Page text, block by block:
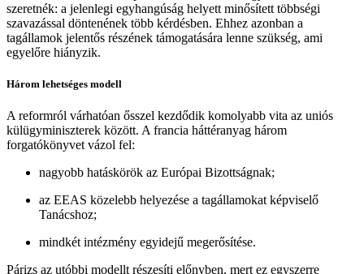
szeretnék: a jelenlegi egyhangúság helyett minősített többségi
szavazással döntenének több kérdésben. Ehhez azonban a
tagállamok jelentős részének támogatására lenne szükség, ami
egyelőre hiányzik.
Három lehetséges modell
A reformról várhatóan ősszel kezdődik komolyabb vita az uniós
külügyminiszterek között. A francia háttéranyag három
forgatókönyvet vázol fel:
nagyobb hatáskörök az Európai Bizottságnak;
az EEAS közelebb helyezése a tagállamokat képviselő
Tanácshoz;
mindkét intézmény egyidejű megerősítése.
Párizs az utóbbi modellt részesíti előnyben, mert ez egyszerre